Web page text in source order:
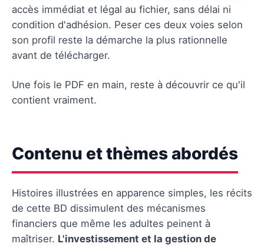
accès immédiat et légal au fichier, sans délai ni
condition d'adhésion. Peser ces deux voies selon
son profil reste la démarche la plus rationnelle
avant de télécharger.
Une fois le PDF en main, reste à découvrir ce qu'il
contient vraiment.
Contenu et thèmes abordés
Histoires illustrées en apparence simples, les récits
de cette BD dissimulent des mécanismes
financiers que même les adultes peinent à
maîtriser. L'investissement et la gestion de